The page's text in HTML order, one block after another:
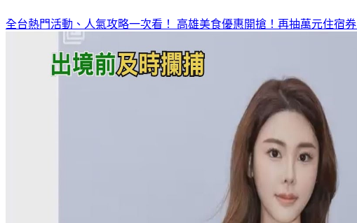
全台熱門活動、人氣攻略一次看！ 高雄美食優惠開搶！再抽萬元住宿券